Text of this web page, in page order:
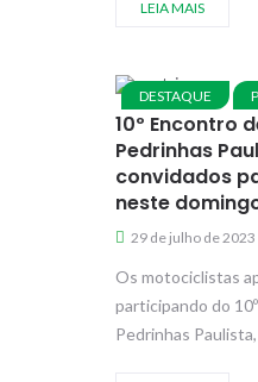
LEIA MAIS
DESTAQUE
10º Encontro
Pedrinhas
convidados
neste
29 de julho de 2023
Os motociclistas
participando do
Pedrinhas